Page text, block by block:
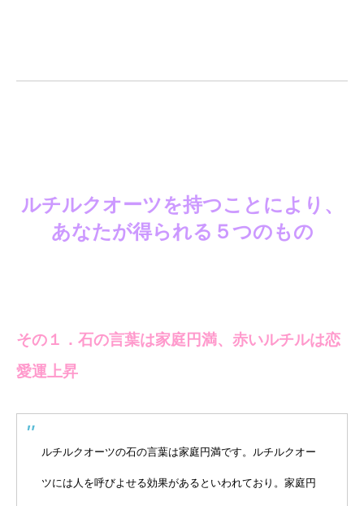
ルチルクオーツを持つことにより、
あなたが得られる５つのもの
その１．石の言葉は家庭円満、赤いルチルは恋
愛運上昇
ルチルクオーツの石の言葉は家庭円満です。ルチルクオー
ツには人を呼びよせる効果があるといわれており。家庭円